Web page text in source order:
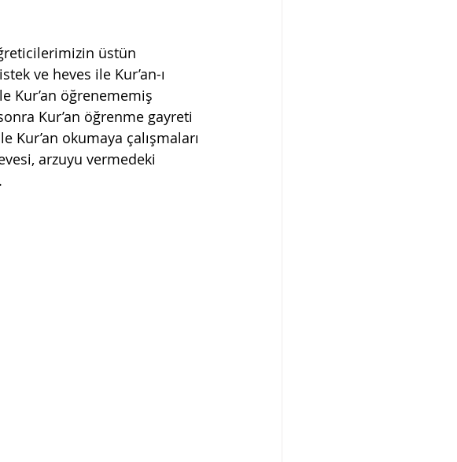
üstün
ve heves ile Kur’an-ı
Kur’an öğrenememiş
Kur’an öğrenme gayreti
okumaya çalışmaları
arzuyu vermedeki